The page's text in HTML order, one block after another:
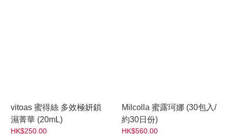
vitoas 蜜得絲 多效極妍鎖
濕菁華 (20mL)
HK$250.00
Milcolla 蜜露珂娜 (30包入/
約30日份)
HK$560.00